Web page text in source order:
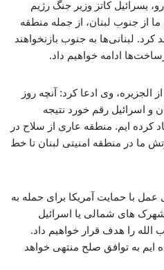
یسرائیل کاتز وزیر جنگ رژیم
از جنوب لبنان، از جمله منطقه
لبنانی‌ها به جنوب بازنخواهند
ادامه خواهیم داد.
الجزیره، وی ادعا کرد: آنچه روز
و اسرائیل رقم خورد نتیجه
کرده ایم. منطقه عاری از سلاح در
ما در منطقه امنیتی لبنان تا خط
با حمایت آمریکا برای حمله به
های شمالی یا اسرائیل
را هدف قرار خواهیم داد.
ایم به توافق صلح منتهی خواهد